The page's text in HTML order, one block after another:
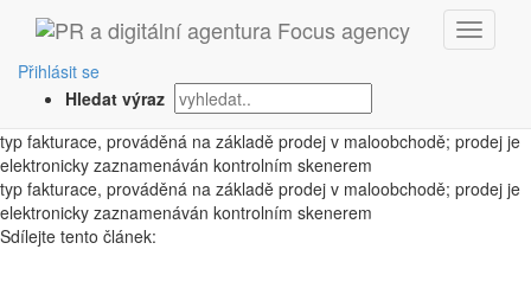
Přihlásit se
Hledat výraz
‹ Zpět
scan-down
typ fakturace, prováděná na základě prodej v maloobchodě; prodej je
elektronicky zaznamenáván kontrolním skenerem
typ fakturace, prováděná na základě prodej v maloobchodě; prodej je
elektronicky zaznamenáván kontrolním skenerem
Sdílejte tento článek: